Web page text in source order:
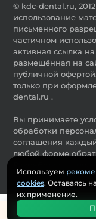
© kdc-dental.ru,
использование
письменного
частичном
активная ссылка
размещённая на
публичной
только при
dental.ru .
Вы принимаете
обработки
соглашения
любой форме
Используем
cookies. Оставаясь
их применение.